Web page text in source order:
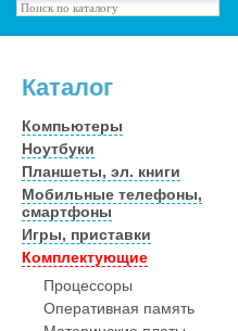
Каталог
Компьютеры
Ноутбуки
Планшеты, эл. книги
Мобильные телефоны,
смартфоны
Игры, приставки
Комплектующие
Процессоры
Оперативная память